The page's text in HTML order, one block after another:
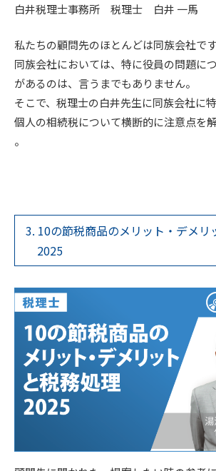
白井税理士事務所 税理士 白井 一馬
私たちの顧問先のほとんどは同族会社です
同族会社においては、特に役員の問題に
があるのは、言うまでもありません。
そこで、税理士の白井先生に同族会社に
個人の相続税について横断的に注意点を
。
3. 10の節税商品のメリット・デメリ
2025